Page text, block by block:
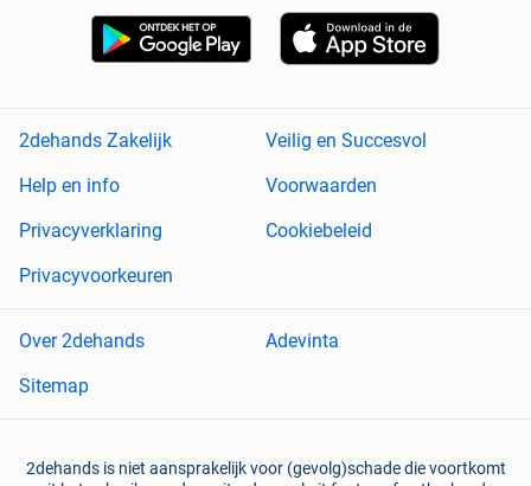
2dehands Zakelijk
Veilig en Succesvol
Help en info
Voorwaarden
Privacyverklaring
Cookiebeleid
Privacyvoorkeuren
Over 2dehands
Adevinta
Sitemap
2dehands is niet aansprakelijk voor (gevolg)schade die voortkomt